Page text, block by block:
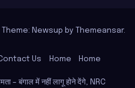
Theme: Newsup by Themeansar.
Us Home Home
– बंगाल में नहीं लागू होने देंगे, NRC